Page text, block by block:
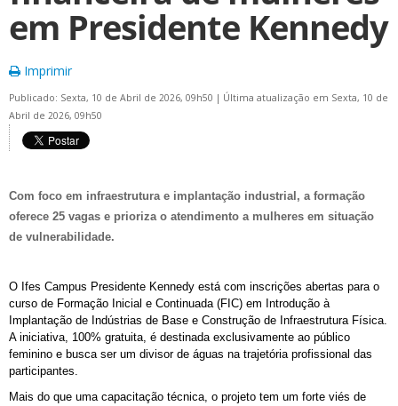
em Presidente Kennedy
Imprimir
Publicado: Sexta, 10 de Abril de 2026, 09h50 | Última atualização em Sexta, 10 de
Abril de 2026, 09h50
Com foco em infraestrutura e implantação industrial, a formação
oferece 25 vagas e prioriza o atendimento a mulheres em situação
de vulnerabilidade.
O Ifes Campus Presidente Kennedy está com inscrições abertas para o
curso de Formação Inicial e Continuada (FIC) em Introdução à
Implantação de Indústrias de Base e Construção de Infraestrutura Física.
A iniciativa, 100% gratuita, é destinada exclusivamente ao público
feminino e busca ser um divisor de águas na trajetória profissional das
participantes.
Mais do que uma capacitação técnica, o projeto tem um forte viés de